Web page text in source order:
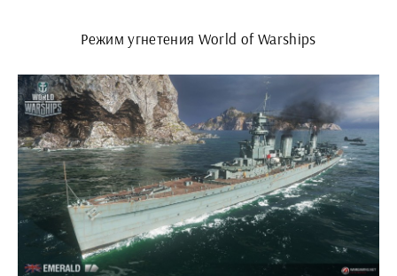
Режим угнетения World of Warships